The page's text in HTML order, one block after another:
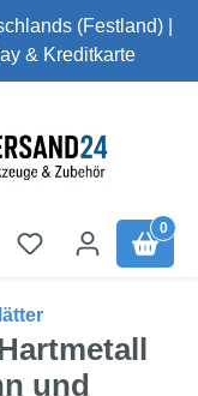
(Festland) |
& Kreditkarte
0
und